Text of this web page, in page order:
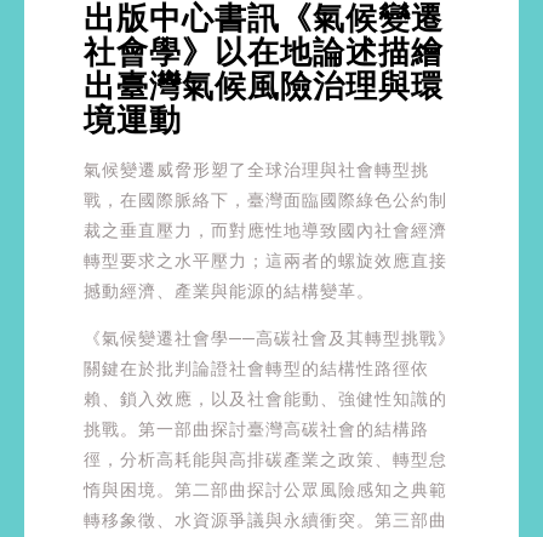
出版中心書訊《氣候變遷
社會學》以在地論述描繪
出臺灣氣候風險治理與環
境運動
氣候變遷威脅形塑了全球治理與社會轉型挑
戰，在國際脈絡下，臺灣面臨國際綠色公約制
裁之垂直壓力，而對應性地導致國內社會經濟
轉型要求之水平壓力；這兩者的螺旋效應直接
撼動經濟、產業與能源的結構變革。
《氣候變遷社會學──高碳社會及其轉型挑戰》
關鍵在於批判論證社會轉型的結構性路徑依
賴、鎖入效應，以及社會能動、強健性知識的
挑戰。第一部曲探討臺灣高碳社會的結構路
徑，分析高耗能與高排碳產業之政策、轉型怠
惰與困境。第二部曲探討公眾風險感知之典範
轉移象徵、水資源爭議與永續衝突。第三部曲